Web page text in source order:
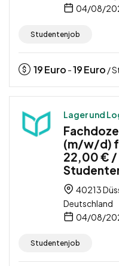
04/08/
Studentenjob
19Euro -19Euro /
Lager und
(m/w/d)
22,00 € /
40213
Deutschland
04/08/
Studentenjob